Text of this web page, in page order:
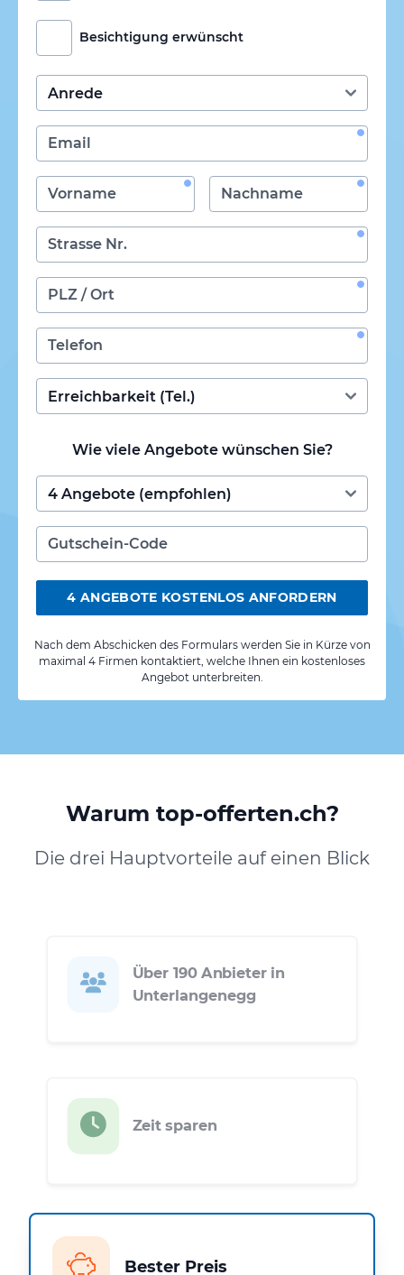
Besichtigung erwünscht
Wie viele Angebote wünschen Sie?
4 ANGEBOTE KOSTENLOS ANFORDERN
Nach dem Abschicken des Formulars werden Sie in Kürze von
maximal 4 Firmen kontaktiert, welche Ihnen ein kostenloses
Angebot unterbreiten.
Warum top-offerten.ch?
Die drei Hauptvorteile auf einen Blick
Über 190 Anbieter in
Unterlangenegg
Zeit sparen
Bester Preis